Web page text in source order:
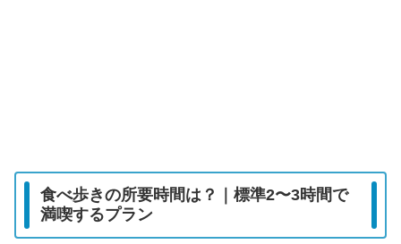
食べ歩きの所要時間は？｜標準2〜3時間で
満喫するプラン